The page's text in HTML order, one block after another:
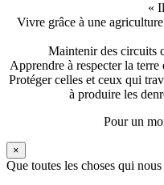
«
Vivre grâce à une
Maintenir des circuits
Apprendre à respecter la terre
Protéger celles et ceux qui
à produire les
Pour un
×
Que toutes les choses qui